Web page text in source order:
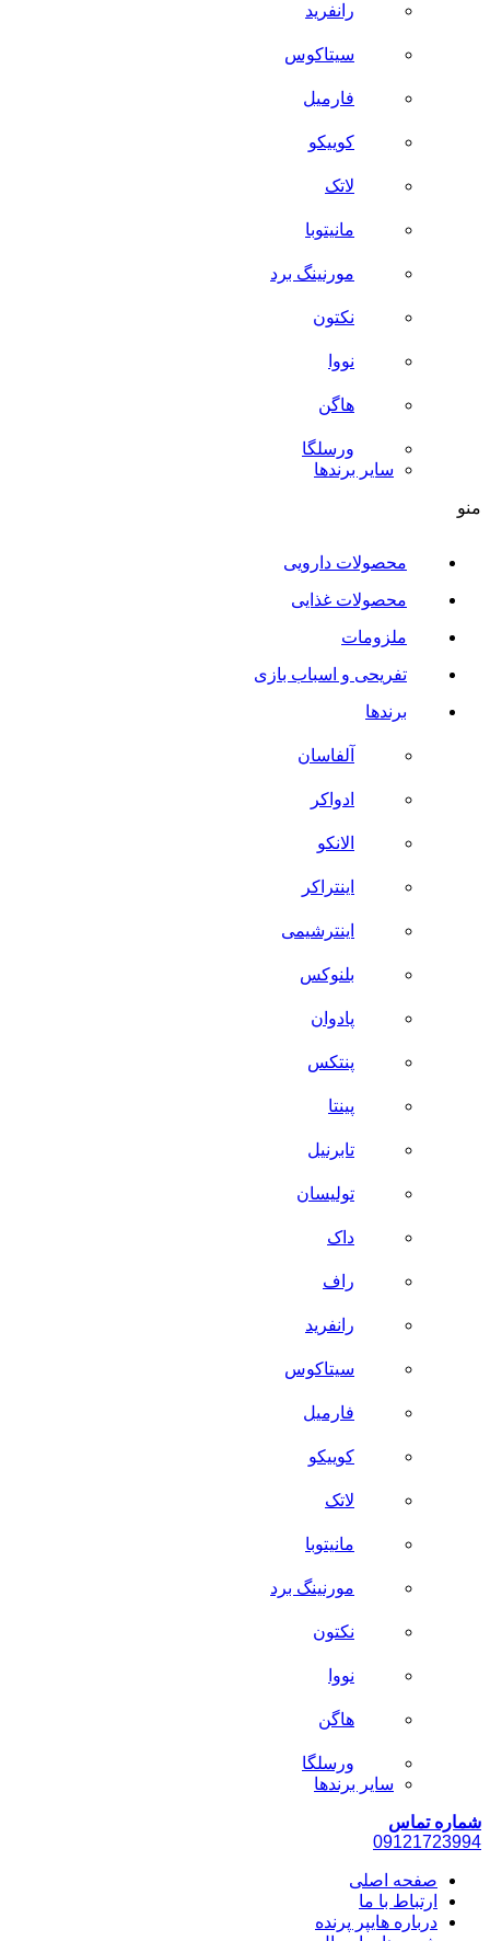
رانفرید
سیتاکوس
فارمیل
کوییکو
لاتک
مانیتوبا
مورنینگ برد
نکتون
نووا
هاگن
ورسلگا
سایر برند‌ها
منو
محصولات دارویی
محصولات غذایی
ملزومات
تفریحی و اسباب بازی
برندها
آلفاسان
ادواکر
الانکو
اینتراکر
اینترشیمی
بلنوکس
پادوان
پنتکس
پینتا
تابرنیل
تولیسان
داک
راف
رانفرید
سیتاکوس
فارمیل
کوییکو
لاتک
مانیتوبا
مورنینگ برد
نکتون
نووا
هاگن
ورسلگا
سایر برند‌ها
شماره تماس
09121723994
صفحه اصلی
ارتباط با ما
درباره هایپر پرنده